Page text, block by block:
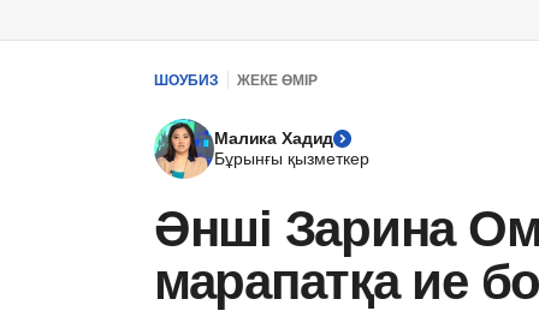
ШОУБИЗ ЖЕКЕ ӨМІР
Малика Хадид
Бұрынғы қызметкер
Әнші Зарина
марапатқа ие